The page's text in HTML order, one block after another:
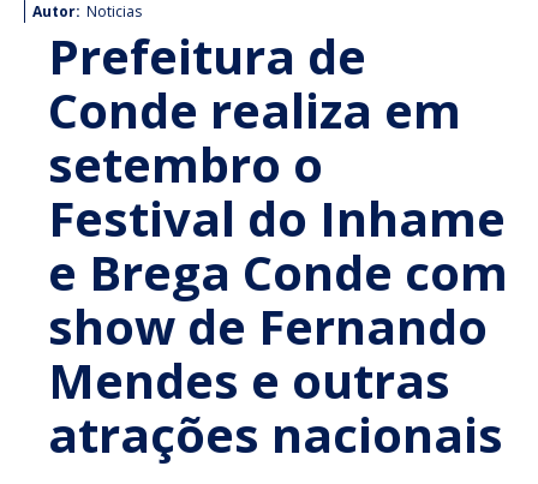
Autor: Noticias
Prefeitura de
Conde realiza em
setembro o
Festival do Inhame
e Brega Conde com
show de Fernando
Mendes e outras
atrações nacionais